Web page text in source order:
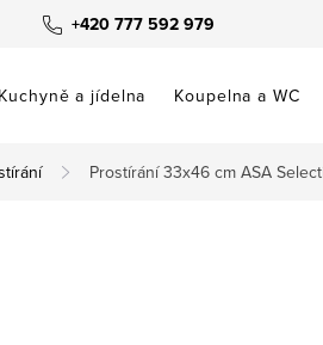
+420 777 592 979
Kuchyně a jídelna Koupelna a WC
Prostírání 33x46 cm ASA